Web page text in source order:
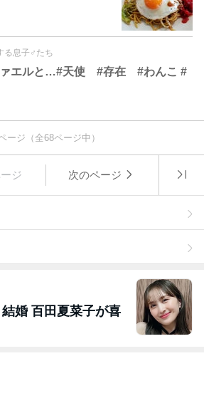
る息子♂たち
エルと…#天使 #存在 #わんこ #
ージ（全68ページ中）
ジ 次のページ
婚 百田夏菜子が喜